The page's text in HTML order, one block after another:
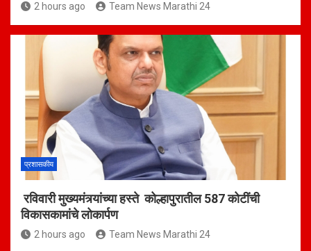
2 hours ago Team News Marathi 24
प्रशासकीय
रविवारी मुख्यमंत्र्यांच्या हस्ते कोल्हापुरातील 587 कोटींची
विकासकामांचे लोकार्पण
2 hours ago Team News Marathi 24